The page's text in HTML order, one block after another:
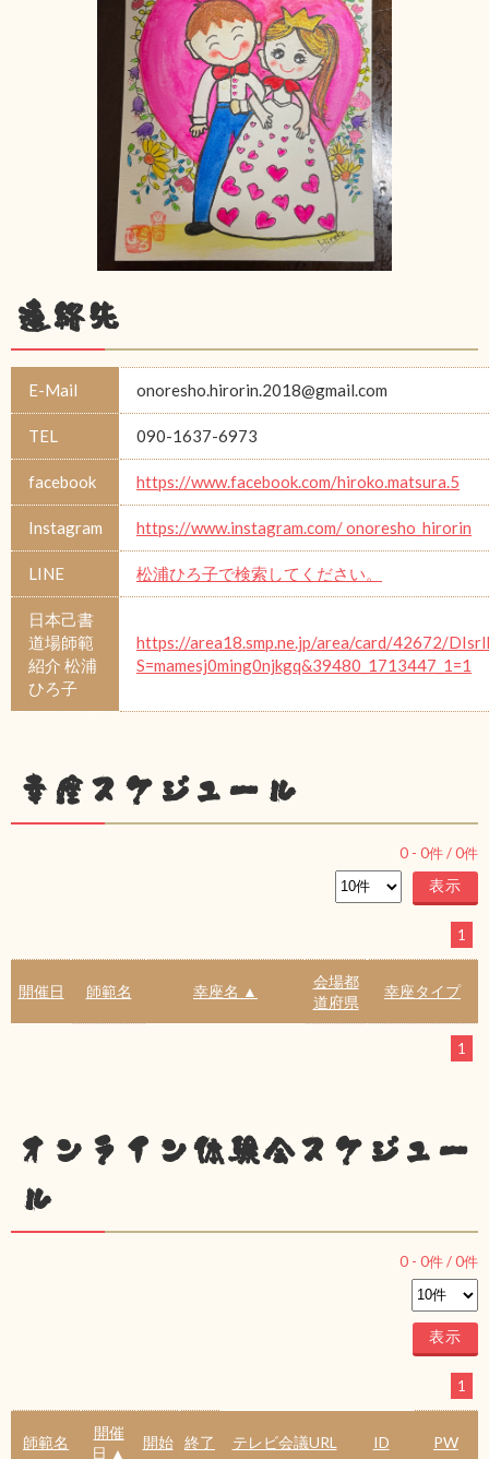
連絡先
E-Mail onoresho.hirorin.2018@gmail.com
TEL 090-1637-6973
facebook https://www.facebook.com/hiroko.matsura.5
Instagram https://www.instagram.com/ onoresho_hirorin
LINE 松浦ひろ子で検索してください。
日本己書
道場師範
紹介 松浦
ひろ子
https://area18.smp.ne.jp/area/card/42672/
S=mamesj0ming0njkgq&39480_1713447_1=1
幸座スケジュール
0 - 0件 /0件
1
開催日 師範名 幸座名 ▲
会場都
道府県
幸座タイプ
1
オンライン体験会スケジュー
ル
0 - 0件 /0件
1
師範名
開催
日 ▲
開始 終了 テレビ会議URL ID PW